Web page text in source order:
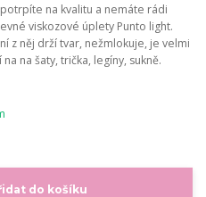
na kvalitu a nemáte rádi
viskozové úplety Punto light.
z něj drží tvar, nežmlokuje, je velmi
na šaty, trička, legíny, sukně.
do košíku